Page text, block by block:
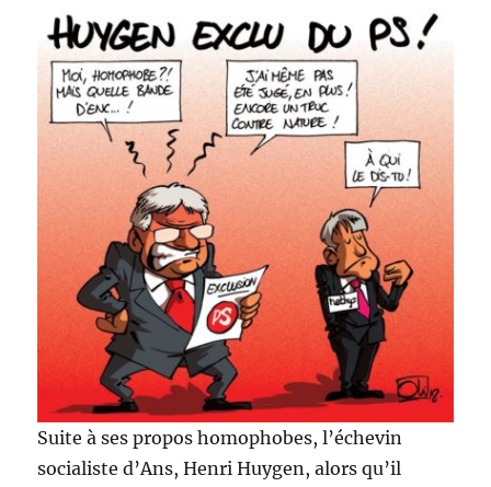
Suite à ses propos homophobes, l’échevin
socialiste d’Ans, Henri Huygen, alors qu’il